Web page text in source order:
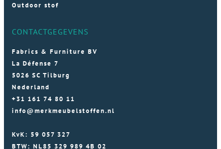
Outdoor stof
CONTACTGEGEVENS
Fabrics & Furniture BV
La Défense 7
5026 SC Tilburg
Nederland
+31 161 74 80 11
info@merkmeubelstoffen.nl
KvK: 59 057 327
BTW: NL85 329 989 4B 02